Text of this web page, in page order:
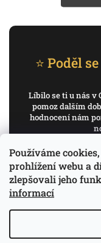
Používáme
prohlížení webu a
zlepšovali jeho
informací
⭐ Poděl
Líbilo se ti u nás v
pomoz dalším
hodnocení nám
✍️
Děkujeme,